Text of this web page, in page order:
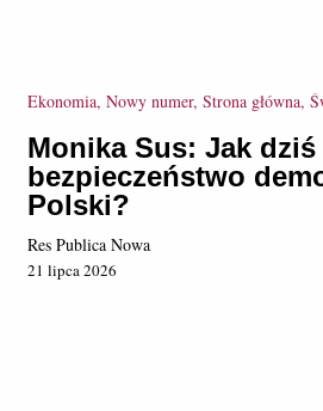
Ekonomia, Nowy numer, Strona główna,
Monika Sus: Jak
bezpieczeństwo
Polski?
Res Publica Nowa
21 lipca 2026